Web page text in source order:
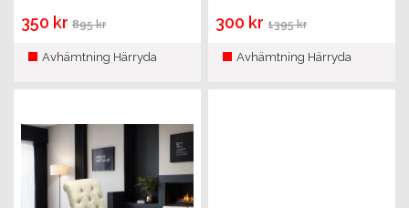
350 kr895 kr
Avhämtning Härryda
300 kr1395 kr
Avhämtning Härryda